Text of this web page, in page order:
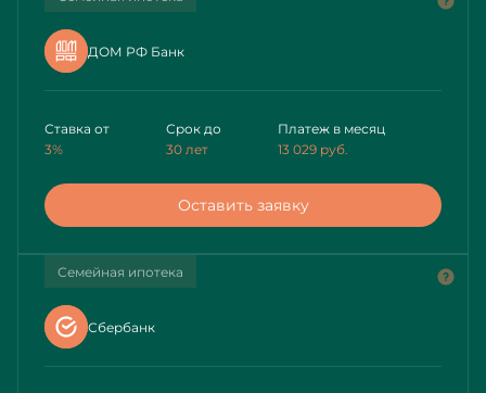
ДОМ РФ Банк
Ставка от
3%
Срок до
30 лет
Платеж в месяц
13 029 руб.
Оставить заявку
Семейная ипотека
Сбербанк